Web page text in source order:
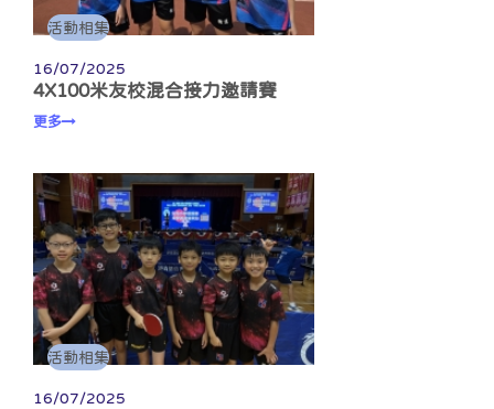
活動相集
16/07/2025
4X100米友校混合接力邀請賽
更多
活動相集
16/07/2025